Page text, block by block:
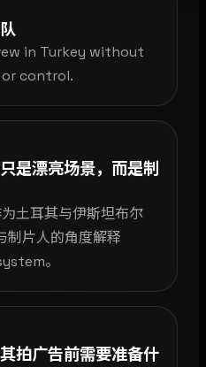
in Turkey without
or control.
是漂亮场景，而是制
土耳其与伊斯坦布尔
片人的角度解释
。
拍广告前需要准备什